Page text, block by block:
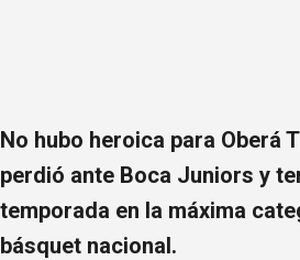
No hubo heroica para Oberá
perdió ante Boca Juniors y
temporada en la máxima
básquet nacional.